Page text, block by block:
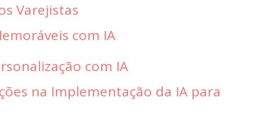
Varejistas
com IA
com IA
na Implementação da IA para